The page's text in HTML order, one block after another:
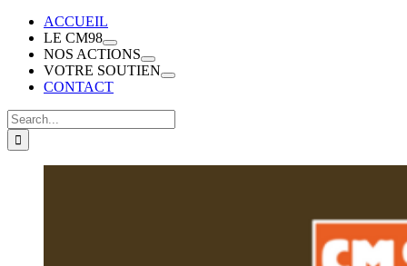
ACCUEIL
LE CM98
NOS ACTIONS
VOTRE SOUTIEN
CONTACT
Search
for: